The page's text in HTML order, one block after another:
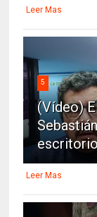
Leer Mas
5
(Vídeo)
Leer Mas